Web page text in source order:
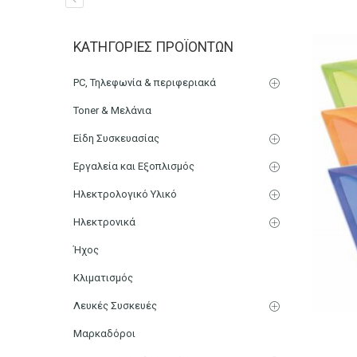
Φάκελος μεταφοράς
ΚΑΤΗΓΟΡΊΕΣ ΠΡΟΪΌΝΤΩΝ
PC, Τηλεφωνία & περιφεριακά
Toner & Μελάνια
Είδη Συσκευασίας
Εργαλεία και Εξοπλισμός
Ηλεκτρολογικό Υλικό
Ηλεκτρονικά
Ήχος
Κλιματισμός
Λευκές Συσκευές
Μαρκαδόροι